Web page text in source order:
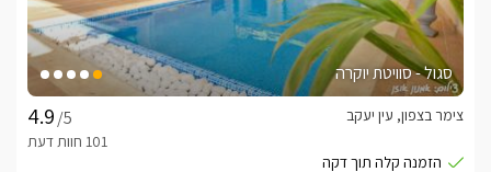
סגול - סוויטת יוקרה
/5
צימר בצפון, עין יעקב